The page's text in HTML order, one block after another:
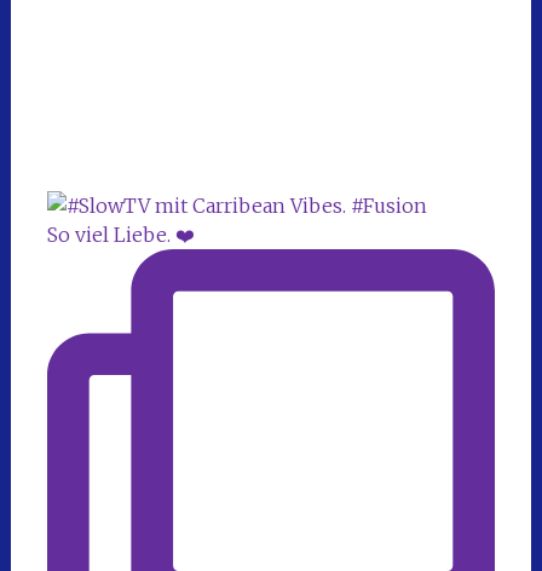
So viel Liebe. ❤️